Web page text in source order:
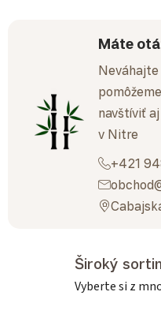
Máte
navštíviť
v Nitre
+421
Široký
Vyberte si z